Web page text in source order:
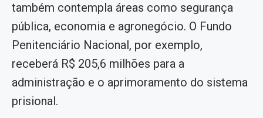
também contempla áreas como segurança
pública, economia e agronegócio. O Fundo
Penitenciário Nacional, por exemplo,
receberá R$ 205,6 milhões para a
administração e o aprimoramento do sistema
prisional.